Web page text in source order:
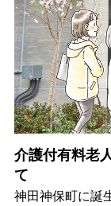
介護付有料老
て
神田神保町に誕